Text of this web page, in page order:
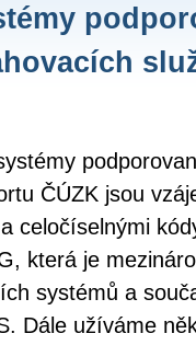
ČÚZK jsou
celočíselnými
která je
systémů a
Dále užíváme